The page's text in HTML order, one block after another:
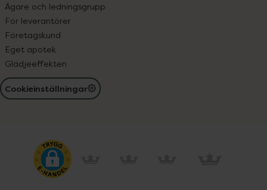
Ägare och ledningsgrupp
För leverantörer
Företagskund
Eget apotek
Glädjeeffekten
Cookieinställningar